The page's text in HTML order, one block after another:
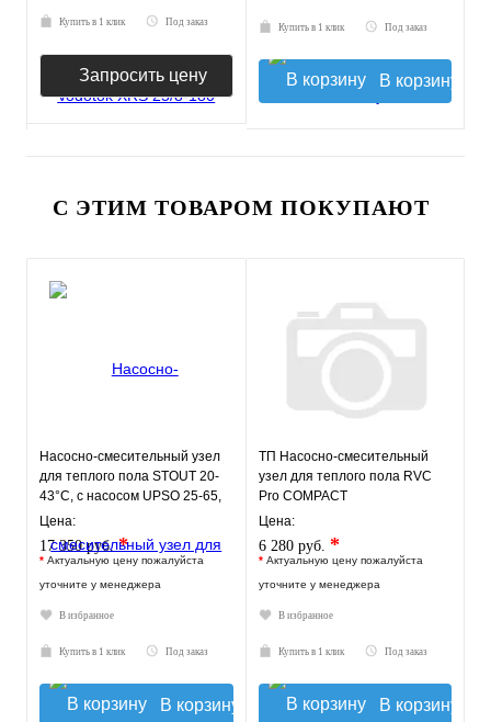
Купить в 1 клик Под заказ
Запросить цену
Купить в 1 клик Под заказ
В корзину
С ЭТИМ ТОВАРОМ ПОКУПАЮТ
Насосно-смесительный узел
для теплого пола STOUT 20-
43°C, с насосом UPSO 25-65,
130 mm
Цена:
17 350 руб.*
* Актуальную цену пожалуйста
уточните у менеджера
В избранное
Купить в 1 клик Под заказ
В корзину
ТП Насосно-смесительный
узел для теплого пола RVC
Pro COMPACT
Цена:
6 280 руб. *
* Актуальную цену пожалуйста
уточните у менеджера
В избранное
Купить в 1 клик Под заказ
В корзину